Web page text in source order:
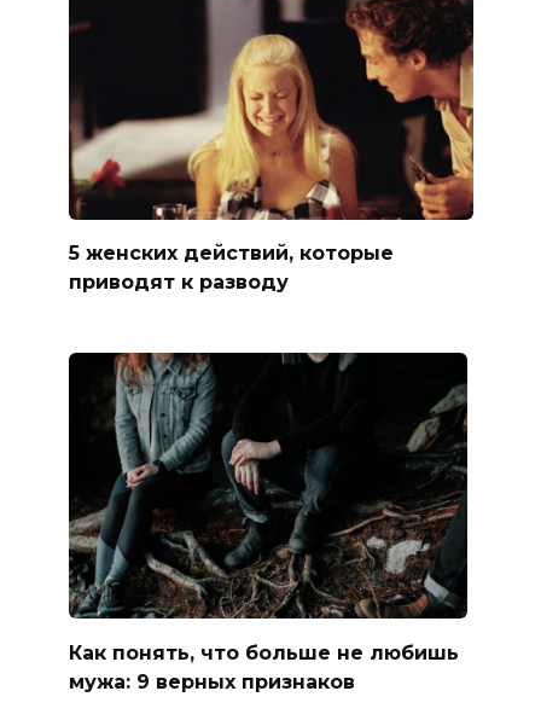
5 женских действий, которые
приводят к разводу
Как понять, что больше не любишь
мужа: 9 верных признаков